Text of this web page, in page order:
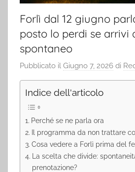
Forlì dal 12 giugno
posto lo perdi se arrivi
spontaneo
Pubblicato il Giugno 7, 2026 di
Indice dell'articolo
Perché se ne parla ora
Il programma da non trattare
Cosa vedere a Forlì prima del
La scelta che divide:
prenotazione?